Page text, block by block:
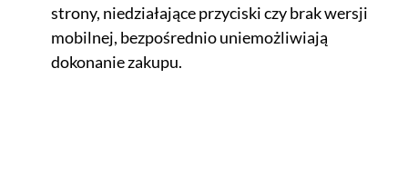
strony, niedziałające przyciski czy brak wersji
mobilnej, bezpośrednio uniemożliwiają
dokonanie zakupu.